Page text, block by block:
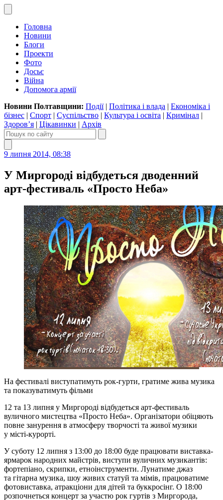
Головна
Новини
Блоги
Проекти
Фото
Досьє
Війна
Допомога армії
Новини Полтавщини: Події| Політика і влада | Економіка і
бізнес | Спорт | Суспільство | Культура і освіта | Кримінал |
Здоров’я | Цікавинки | Архів
9 липня 2014, 08:38
У Миргороді відбудеться дводенний
арт-фестиваль «Просто Неба»
На фестивалі виступатимуть рок-гурти, гратиме жива музика
та показуватимуть фільми
12 та 13 липня у Миргороді відбудеться арт-фестиваль
вуличного мистецтва «Просто Неба». Організатори обіцяють
повне занурення в атмосферу творчості та живої музики
у місті-курорті.
У суботу 12 липня з 13:00 до 18:00 буде працювати виставка-
ярмарок народних майстрів, виступи вуличних музикантів:
фортепіано, скрипки, етноінструменти. Лунатиме джаз
та гітарна музика, шоу живих статуй та мімів, працюватиме
фотовиставка, атракціони для дітей та буккросінг. О 18:00
розпочнеться концерт за участю рок гуртів з Миргорода,